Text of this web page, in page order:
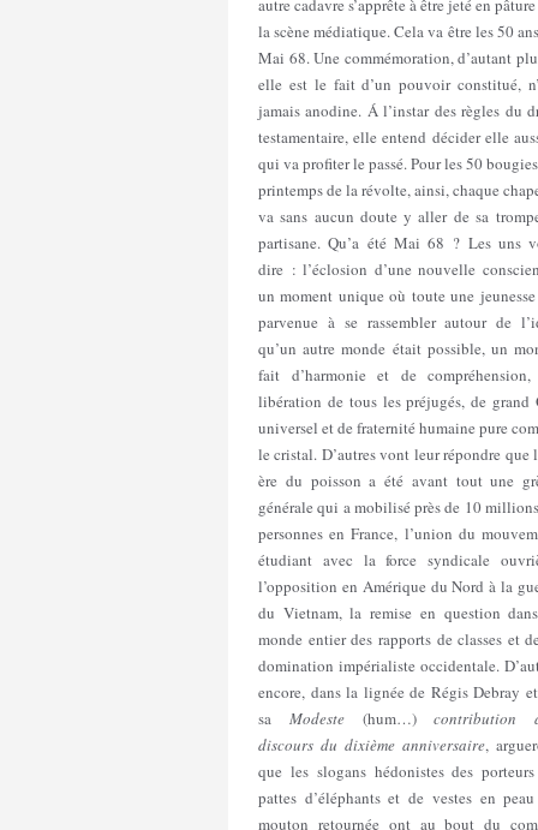
autre cadavre s’apprête à être jeté en
la scène médiatique. Cela va être les 50
Mai 68. Une commémoration, d’autant
elle est le fait d’un pouvoir constitué,
jamais anodine. Á l’instar des règles du
testamentaire, elle entend décider elle
qui va profiter le passé. Pour les 50
printemps de la révolte, ainsi, chaque
va sans aucun doute y aller de sa
partisane. Qu’a été Mai 68 ? Les uns
dire : l’éclosion d’une nouvelle
un moment unique où toute une jeunesse
parvenue à se rassembler autour de
qu’un autre monde était possible, un
fait d’harmonie et de
libération de tous les préjugés, de grand
universel et de fraternité humaine pure
le cristal. D’autres vont leur répondre que
ère du poisson a été avant tout une
générale qui a mobilisé près de 10
personnes en France, l’union du
étudiant avec la force syndicale
l’opposition en Amérique du Nord à la
du Vietnam, la remise en question
monde entier des rapports de classes et
domination impérialiste occidentale.
encore, dans la lignée de Régis Debray
sa Modeste (hum…)contribution
discours du dixième anniversaire,
que les slogans hédonistes des
pattes d’éléphants et de vestes en
mouton retournée ont au bout du